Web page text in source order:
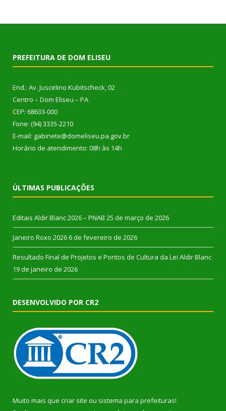
PREFEITURA DE DOM ELISEU
End.: Av. Juscelino Kubitscheck, 02
Centro – Dom Eliseu – PA
CEP: 68633-000
Fone: (94) 3335-2210
E-mail: gabinete@domeliseu.pa.gov.br
Horário de atendimento: 08h às 14h
ÚLTIMAS PUBLICAÇÕES
Editais Aldir Blanc 2026 – PNAB 25 de março de 2026
Janeiro Roxo 2026 6 de fevereiro de 2026
Resultado Final de Projetos e Pontos de Cultura da Lei Aldir Blanc
19 de janeiro de 2026
DESENVOLVIDO POR CR2
Muito mais que criar site ou sistema para prefeituras!